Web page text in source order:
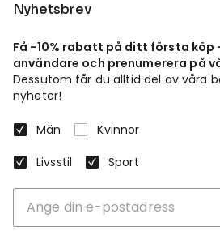
Nyhetsbrev
Få -10% rabatt på ditt första köp
användare och prenumerera på
Dessutom får du alltid del av våra
nyheter!
Män
Kvinnor
Livsstil
Sport